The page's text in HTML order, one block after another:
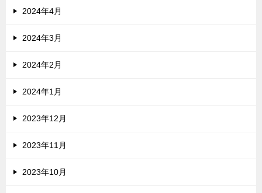
2024年4月
2024年3月
2024年2月
2024年1月
2023年12月
2023年11月
2023年10月